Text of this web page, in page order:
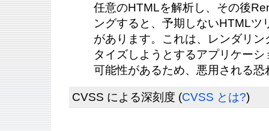
任意のHTMLを解析し、その後
ングすると、予期しないHTMLツ
があります。これは、レンダリ
タイズしようとするアプリケー
可能性があるため、悪用される恐
CVSS による深刻度 (CVSS とは?)